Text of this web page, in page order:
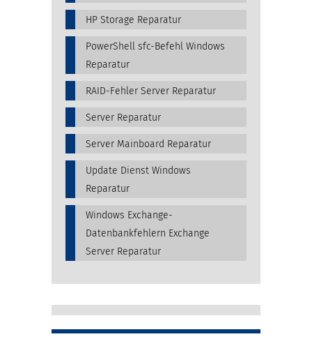
HP Storage Reparatur
PowerShell sfc-Befehl Windows
Reparatur
RAID-Fehler Server Reparatur
Server Reparatur
Server Mainboard Reparatur
Update Dienst Windows
Reparatur
Windows Exchange-
Datenbankfehlern Exchange
Server Reparatur